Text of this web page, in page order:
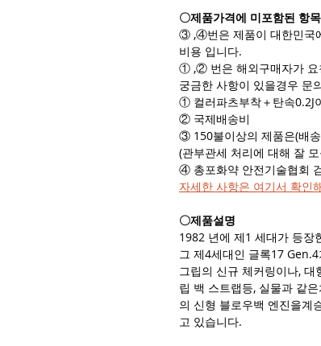
〇제품가격에 미포함된 항목
③ ,④번은 제품이 대한민국
비용 입니다.
① ,② 번은 해외구매자가 요
궁금한 사항이 있을경우 문
① 컬러파츠부착＋탄속0.2J
② 국제배송비
③ 150불이상의 제품은(배
(관부관세 처리에 대해 잘
④ 총포화약 안전기술협회
자세한 사항은 여기서 확인
〇제품설명
1982 년에 제1 세대가 등장
그 제4세대인 글록17
그립의 신규 체커링이나,
립 백 스트랩등, 실물과 같
의 신형 블로우백 엔진을계
고 있습니다.